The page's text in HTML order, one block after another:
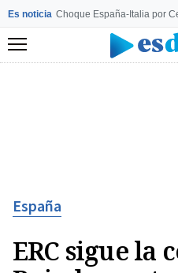
Es noticia Choque España-Italia por
Menú
España
ERC sigue la